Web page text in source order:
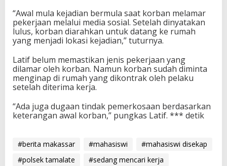
“Awal mula kejadian bermula saat korban melamar
pekerjaan melalui media sosial. Setelah dinyatakan
lulus, korban diarahkan untuk datang ke rumah
yang menjadi lokasi kejadian,” tuturnya.
Latif belum memastikan jenis pekerjaan yang
dilamar oleh korban. Namun korban sudah diminta
menginap di rumah yang dikontrak oleh pelaku
setelah diterima kerja.
“Ada juga dugaan tindak pemerkosaan berdasarkan
keterangan awal korban,” pungkas Latif. *** detik
#berita makassar #mahasiswi
#mahasiswi disekap
#polsek tamalate
#sedang mencari kerja